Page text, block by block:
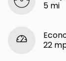
5 mi
22